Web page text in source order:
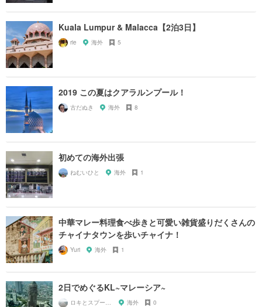
Kuala Lumpur & Malacca【2泊3日】
rie 海外 5
2019 この夏はクアラルンプール！
古だぬき 海外 8
初めての海外出張
ねむいひと 海外 1
中華マレー料理食べ歩きと可愛い雑貨盛りだくさんの
チャイナタウンを歩いチャイナ！
Yuri 海外 1
2日でめぐるKL~マレーシア~
海外 0